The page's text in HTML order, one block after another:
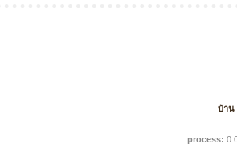
บ้าน
process: